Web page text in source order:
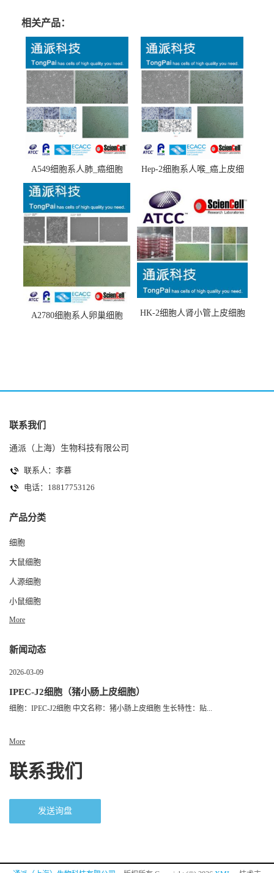
相关产品：
A549细胞系人肺_癌细胞
(A549细胞)
Hep-2细胞系人喉_癌上皮细
A2780细胞系人卵巢细胞
HK-2细胞人肾小管上皮细胞
联系我们
通派（上海）生物科技有限公司
联系人：李慕
电话：18817753126
产品分类
细胞
大鼠细胞
人源细胞
小鼠细胞
More
新闻动态
2026-03-09
IPEC-J2细胞（猪小肠上皮细胞）
细胞：IPEC-J2细胞 中文名称：猪小肠上皮细胞 生长特性：贴...
More
联系我们
发送询盘